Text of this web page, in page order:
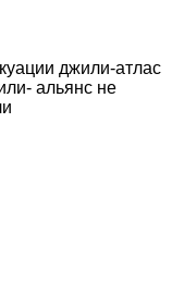
джили-атлас
альянс не